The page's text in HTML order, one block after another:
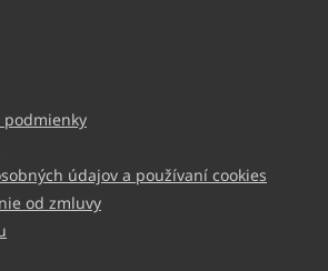
podmienky
údajov a používaní cookies
od zmluvy